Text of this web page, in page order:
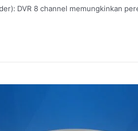
DVR 8 channel memungkinkan